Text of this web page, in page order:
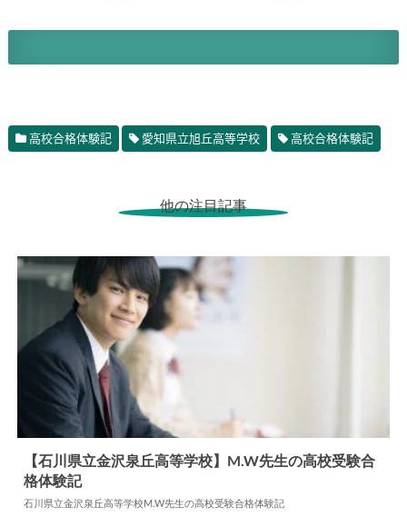
高校合格体験記 愛知県立旭丘高等学校 高校合格体験記
他の注目記事
高校合格体験記
【石川県立金沢泉丘高等学校】M.W先生の高校受験合
格体験記
石川県立金沢泉丘高等学校M.W先生の高校受験合格体験記